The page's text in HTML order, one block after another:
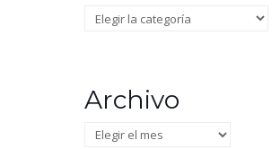
Categorías
Archivo
Archivo